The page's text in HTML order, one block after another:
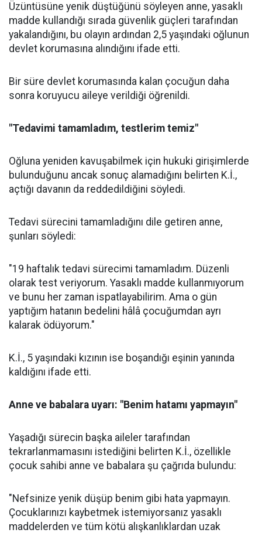
Üzüntüsüne yenik düştüğünü söyleyen anne, yasaklı
madde kullandığı sırada güvenlik güçleri tarafından
yakalandığını, bu olayın ardından 2,5 yaşındaki oğlunun
devlet korumasına alındığını ifade etti.
Bir süre devlet korumasında kalan çocuğun daha
sonra koruyucu aileye verildiği öğrenildi.
"Tedavimi tamamladım, testlerim temiz"
Oğluna yeniden kavuşabilmek için hukuki girişimlerde
bulunduğunu ancak sonuç alamadığını belirten K.İ.,
açtığı davanın da reddedildiğini söyledi.
Tedavi sürecini tamamladığını dile getiren anne,
şunları söyledi:
"19 haftalık tedavi sürecimi tamamladım. Düzenli
olarak test veriyorum. Yasaklı madde kullanmıyorum
ve bunu her zaman ispatlayabilirim. Ama o gün
yaptığım hatanın bedelini hâlâ çocuğumdan ayrı
kalarak ödüyorum."
K.İ., 5 yaşındaki kızının ise boşandığı eşinin yanında
kaldığını ifade etti.
Anne ve babalara uyarı: "Benim hatamı yapmayın"
Yaşadığı sürecin başka aileler tarafından
tekrarlanmamasını istediğini belirten K.İ., özellikle
çocuk sahibi anne ve babalara şu çağrıda bulundu:
"Nefsinize yenik düşüp benim gibi hata yapmayın.
Çocuklarınızı kaybetmek istemiyorsanız yasaklı
maddelerden ve tüm kötü alışkanlıklardan uzak